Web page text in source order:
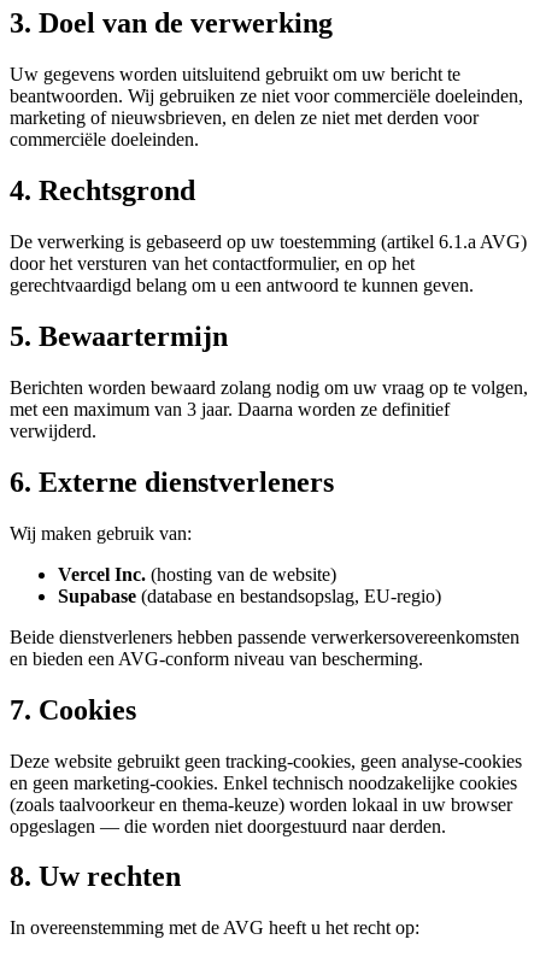
3. Doel van de verwerking
Uw gegevens worden uitsluitend gebruikt om uw bericht te
beantwoorden. Wij gebruiken ze niet voor commerciële doeleinden,
marketing of nieuwsbrieven, en delen ze niet met derden voor
commerciële doeleinden.
4. Rechtsgrond
De verwerking is gebaseerd op uw toestemming (artikel 6.1.a AVG)
door het versturen van het contactformulier, en op het
gerechtvaardigd belang om u een antwoord te kunnen geven.
5. Bewaartermijn
Berichten worden bewaard zolang nodig om uw vraag op te volgen,
met een maximum van 3 jaar. Daarna worden ze definitief
verwijderd.
6. Externe dienstverleners
Wij maken gebruik van:
Vercel Inc. (hosting van de website)
Supabase (database en bestandsopslag, EU-regio)
Beide dienstverleners hebben passende verwerkersovereenkomsten
en bieden een AVG-conform niveau van bescherming.
7. Cookies
Deze website gebruikt geen tracking-cookies, geen analyse-cookies
en geen marketing-cookies. Enkel technisch noodzakelijke cookies
(zoals taalvoorkeur en thema-keuze) worden lokaal in uw browser
opgeslagen — die worden niet doorgestuurd naar derden.
8. Uw rechten
In overeenstemming met de AVG heeft u het recht op: